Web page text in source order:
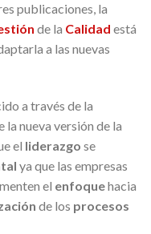
publicaciones, la
de la Calidad está
a las nuevas
a través de la
la nueva versión de la
el liderazgo se
ya que las empresas
el enfoquehacia
de los procesos